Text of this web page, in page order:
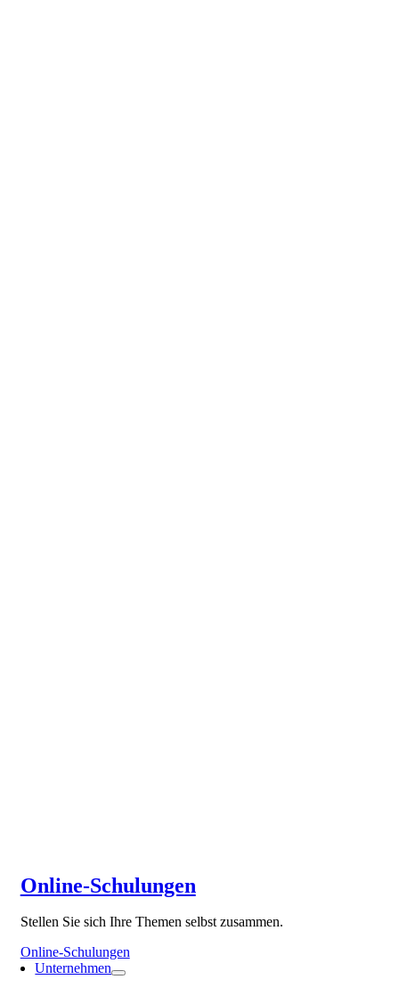
Online-Schulungen
Stellen Sie sich Ihre Themen selbst zusammen.
Online-Schulungen
Unternehmen